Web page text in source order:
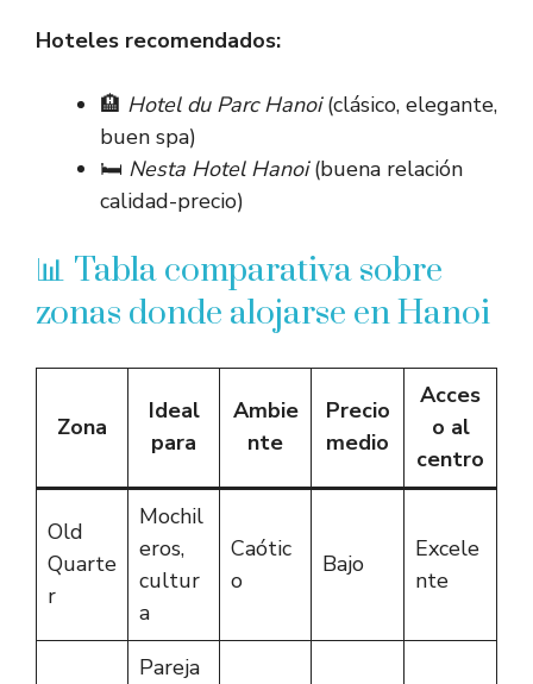
Hoteles recomendados:
🏨 Hotel du Parc Hanoi(clásico, elegante,
buen spa)
🛏️ Nesta Hotel Hanoi(buena relación
calidad-precio)
📊 Tabla comparativa sobre
zonas donde alojarse en Hanoi
Zona
Ideal
para
Ambie
nte
Precio
medio
Acces
o al
centro
Old
Quarte
r
Mochil
eros,
cultur
a
Caótic
o
Bajo
Excele
nte
Pareja